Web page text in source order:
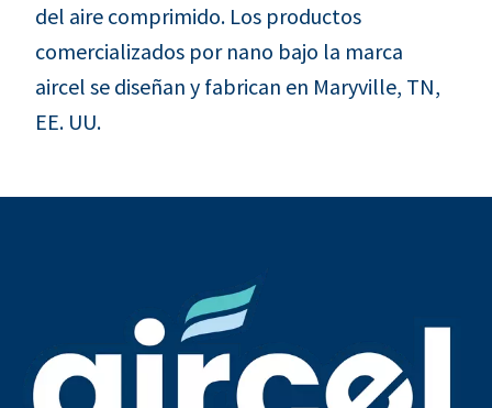
del aire comprimido. Los productos
comercializados por nano bajo la marca
aircel se diseñan y fabrican en Maryville, TN,
EE. UU.